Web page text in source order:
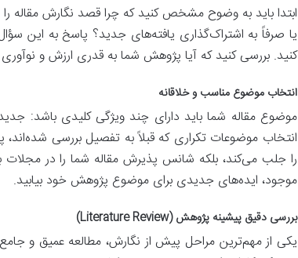
ابتدا باید به وضوح مشخص کنید که چرا قصد نگارش مقاله را
یا صرفاً به اشتراک‌گذاری یافته‌های جدید؟ پاسخ به این
کنید. بررسی کنید که آیا پژوهش شما به قدری ارزش و نوآوری
انتخاب موضوع مناسب و خلاقانه
موضوع مقاله شما باید دارای چند ویژگی کلیدی باشد:
انتخاب موضوعات تکراری که قبلاً به تفصیل بررسی شده‌اند،
را جلب می‌کند، بلکه شانس پذیرش مقاله شما را در مجلات
موجود، ایده‌های جدیدی برای موضوع پژوهش خود بیابید.
بررسی دقیق پیشینه پژوهش (Literature Review)
یکی از مهم‌ترین مراحل پیش از نگارش، مطالعه عمیق و